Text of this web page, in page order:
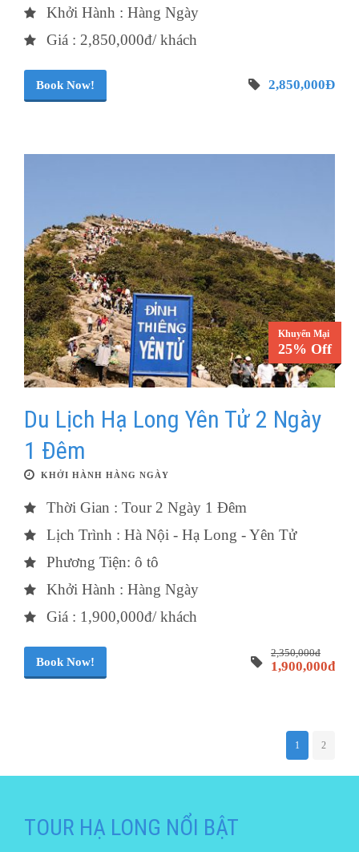
Khởi Hành : Hàng Ngày
Giá : 2,850,000đ/ khách
Book Now! 2,850,000Đ
Khuyến Mại
25% Off
Du Lịch Hạ Long Yên Tử 2 Ngày
1 Đêm
KHỞI HÀNH HÀNG NGÀY
Thời Gian : Tour 2 Ngày 1 Đêm
Lịch Trình : Hà Nội - Hạ Long - Yên Tử
Phương Tiện: ô tô
Khởi Hành : Hàng Ngày
Giá : 1,900,000đ/ khách
Book Now!
2,350,000đ
1,900,000đ
1 2
TOUR HẠ LONG NỔI BẬT